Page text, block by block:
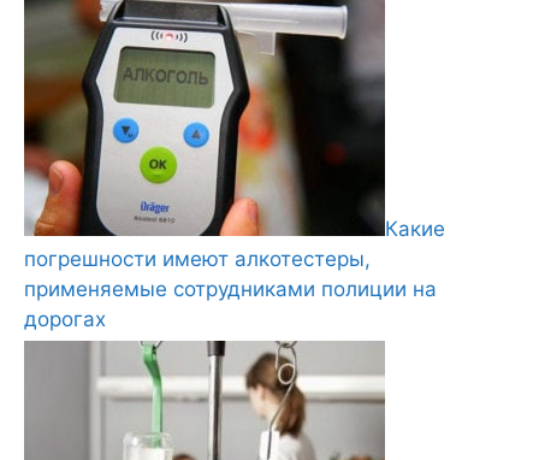
Какие
погрешности имеют алкотестеры,
применяемые сотрудниками полиции на
дорогах